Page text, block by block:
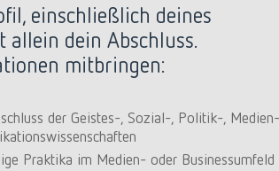
einschließlich deines
allein dein Abschluss.
mitbringen:
der Geistes-, Sozial-, Politik-,
Praktika im Medien- oder Businessumfeld